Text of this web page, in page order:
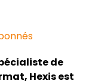
de
Hexis est